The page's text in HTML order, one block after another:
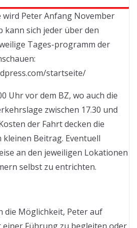
Peter Anfang November
kann sich jeder über den
Tages-programm der
startseite/
Uhr vor dem BZ, wo auch die
zwischen 17.30 und
der Fahrt decken die
Beitrag. Eventuell
an den jeweiligen Lokationen
selbst zu entrichten.
die Möglichkeit, Peter auf